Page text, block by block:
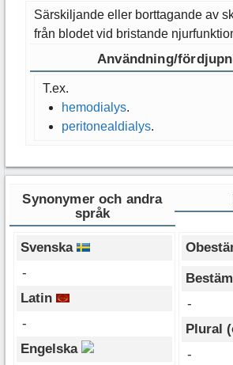
Särskiljande eller borttagande av
från blodet vid bristande
Användning/
T.ex.
hemodialys.
peritonealdialys.
Synonymer och andra
språk
Svenska
-
Latin
-
Engelska
-
Plural
-